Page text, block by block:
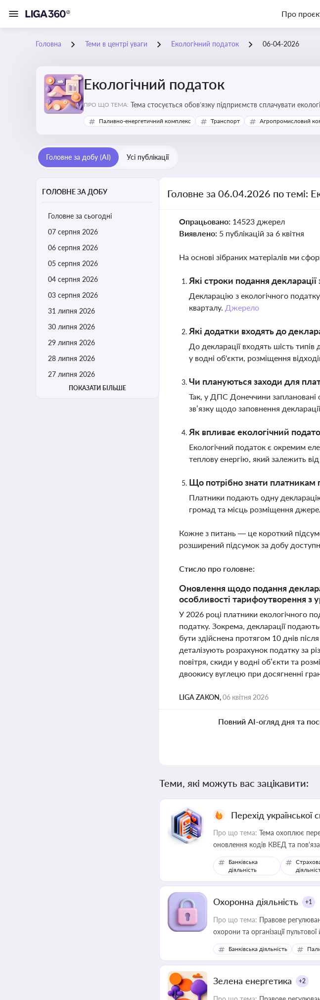
Про
Головна Теми в центрі уваги Екологічний податок 06-04-2026
Екологічний податок
ПРО ЩО ТЕМА: Тема стосується обов’язку підприємств сплачувати
бізнесу, формування фінансової звітності та дотримання
Паливно-енергетичний комплекс Транспорт Агропромисловий
Головне за добу (AI) Усі публікації
ГОЛОВНЕ ЗА ДОБУ
Головне за сьогодні
07 серпня 2026
06 серпня 2026
05 серпня 2026
04 серпня 2026
03 серпня 2026
31 липня 2026
30 липня 2026
29 липня 2026
28 липня 2026
27 липня 2026
ПОКАЗАТИ БІЛЬШЕ
Головне за 06.04.2026 по темі:
Опрацьовано: 14523 джерел
Виявлено: 5 публікацій за 6 квітня
На основі зібраних матеріалів ми
Які строки подання
Декларацію з екологічного
кварталу. Джерело
Які додатки входять до
До декларації входять шість
у водні об'єкти, розміщення
Чи плануються заходи для
Так, у ДПС Донеччини заплановані
зв’язку щодо заповнення
Як впливає екологічний
Екологічний податок є окремим
теплову енергію, який залежить
Що потрібно знати платникам
Платники подають одну
громад та місць розміщення
Кожне з питань — це короткий
розширений підсумок за добу
Стисло про головне:
Оновлення щодо подання
особливості тарифоутворення з
У 2026 році платники екологічного
податку. Зокрема, декларації
бути здійснена протягом 10 днів
деталізують розрахунок податку за
повітря, скиди у водні об’єкти та
двоокису вуглецю при досягненні
LIGA ZAKON,06 квітня 2026
Повний AI-огляд дня та
Теми, які можуть вас зацікавити:
Перехід
Про що тема: Тема охоплює
оновлення кодів КВЕД та
Банківська
діяльність
Охоронна діяльність +1
Про що тема: Правове
охорони та організації
Банківська діяльність
Зелена енергетика +2